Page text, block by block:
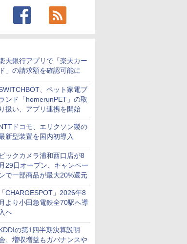
天銀行アプリで「楽天カー
ド」の請求額を確認可能に
、ペット家電ブ
ンド「homerunPET」の取
り扱い、アプリ連携を開始
ドコモ、エリクソン製の
新型装置を国内初導入
ビックカメラ浦和西口店が8
月29日オープン、キャンペー
ンで一部商品が最大20%還元
「CHARGESPOT」2026年8
月より小田急電鉄全70駅へ導
入へ
の第1四半期決算説明
、増収増益もガバナンスや